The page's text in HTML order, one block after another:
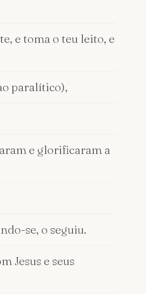
e toma o teu leito, e
paralítico),
e glorificaram a
se, o seguiu.
Jesus e seus